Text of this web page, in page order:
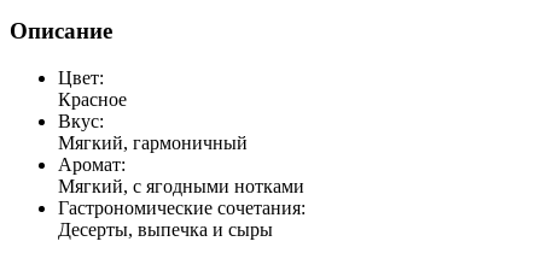
Описание
Цвет:
Красное
Вкус:
Мягкий, гармоничный
Аромат:
Мягкий, с ягодными нотками
Гастрономические сочетания:
Десерты, выпечка и сыры